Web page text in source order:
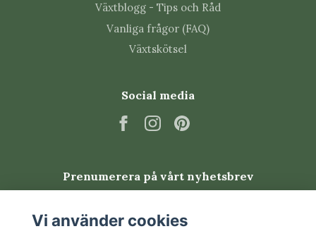
Växtblogg - Tips och Råd
Vanliga frågor (FAQ)
Växtskötsel
Social media
Prenumerera på vårt nyhetsbrev
Vi använder cookies